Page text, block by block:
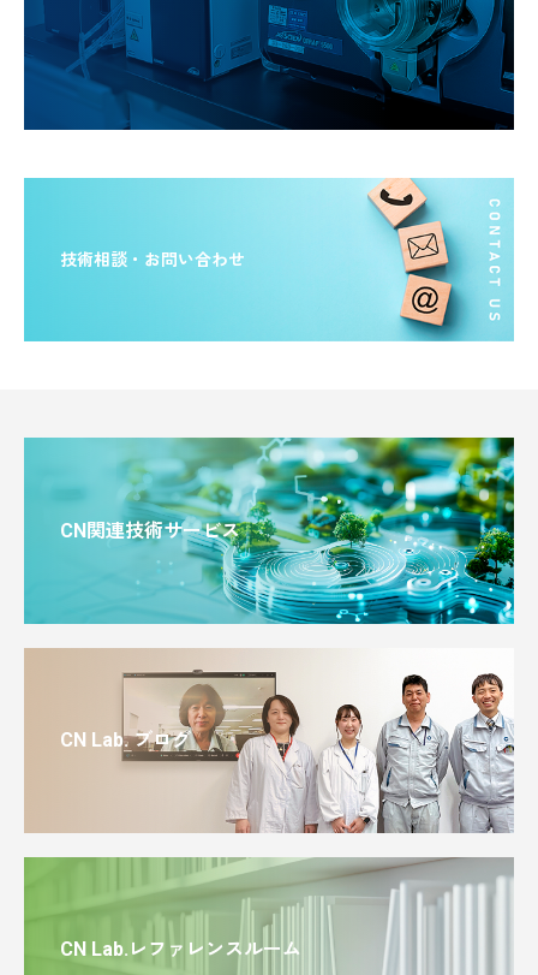
技術相談・お問い合わせ
CN関連技術サービス
CN Lab. ブログ
CN Lab.レファレンスルーム